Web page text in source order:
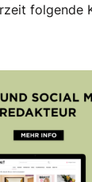
folgende